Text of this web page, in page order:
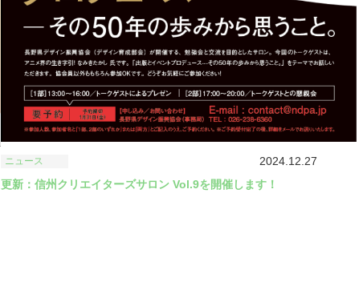
ニュース
2024.12.27
更新：信州クリエイターズサロン Vol.9を開催します！